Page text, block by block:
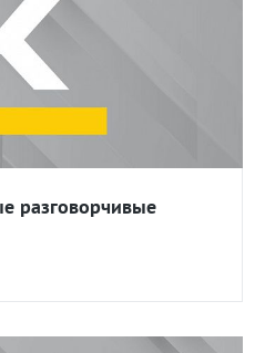
разговорчивые